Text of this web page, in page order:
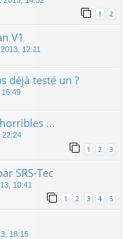
1 2
V1
12:11
déjà testé un ?
...
22:24
1 2 3
SRS-Tec
10:41
1 2 3 4 5
18:15